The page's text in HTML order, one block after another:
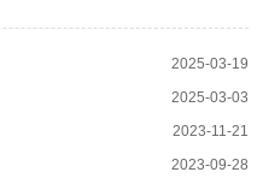
2025-03-19
2025-03-03
2023-11-21
2023-09-28